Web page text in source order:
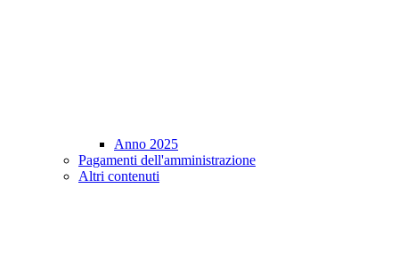
Anno 2025
Pagamenti dell'amministrazione
Altri contenuti